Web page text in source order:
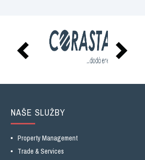
NAŠE SLUŽBY
Property Management
Trade & Services